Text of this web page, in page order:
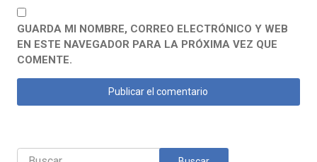
GUARDA MI NOMBRE, CORREO ELECTRÓNICO Y WEB
EN ESTE NAVEGADOR PARA LA PRÓXIMA VEZ QUE
COMENTE.
Buscar: